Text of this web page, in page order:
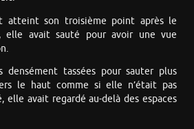
atteint son troisième point après le
elle avait sauté pour avoir une vue
densément tassées pour sauter plus
le haut comme si elle n’était pas
elle avait regardé au-delà des espaces